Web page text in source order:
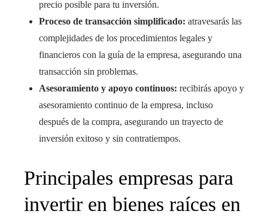
precio posible para tu inversión.
Proceso de transacción simplificado: atravesarás las
complejidades de los procedimientos legales y
financieros con la guía de la empresa, asegurando una
transacción sin problemas.
Asesoramiento y apoyo continuos: recibirás apoyo y
asesoramiento continuo de la empresa, incluso
después de la compra, asegurando un trayecto de
inversión exitoso y sin contratiempos.
Principales empresas para
invertir en bienes raíces en